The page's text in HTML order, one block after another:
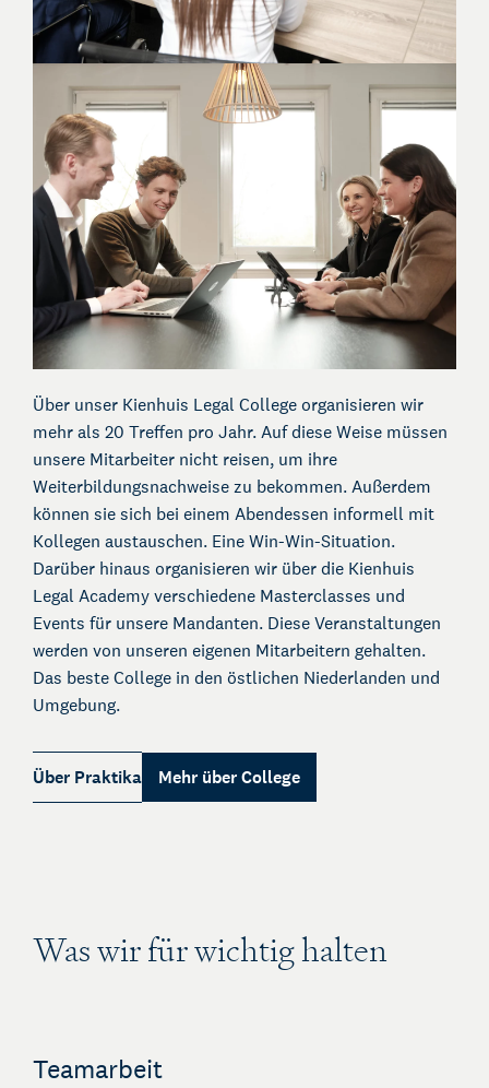
Über Kienhuis Legal
Ihr Legal Businesspartner
German Desk
The Gallery
Rechtliche Unterstützung für Start-ups
Kienhuis Legal Foundation
Talentförderung
Über unser Kienhuis Legal College organisieren wir
mehr als 20 Treffen pro Jahr. Auf diese Weise müssen
unsere Mitarbeiter nicht reisen, um ihre
Weiterbildungsnachweise zu bekommen. Außerdem
können sie sich bei einem Abendessen informell mit
Kollegen austauschen. Eine Win-Win-Situation.
Darüber hinaus organisieren wir über die Kienhuis
Legal Academy verschiedene Masterclasses und
Events für unsere Mandanten. Diese Veranstaltungen
werden von unseren eigenen Mitarbeitern gehalten.
Das beste College in den östlichen Niederlanden und
Umgebung.
Über Praktika Mehr über College
Was wir für wichtig halten
Teamarbeit